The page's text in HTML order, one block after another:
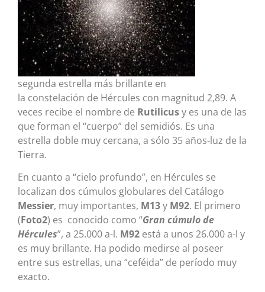
segunda estrella más brillante en
la constelación de Hércules con magnitud 2,89. A
veces recibe el nombre de Rutilicusy es una de las
que forman el “cuerpo” del semidiós. Es una
estrella doble muy cercana, a sólo 35 años-luz de la
Tierra.
En cuanto a “cielo profundo”, en Hércules se
localizan dos cúmulos globulares del Catálogo
Messier, muy importantes, M13y M92. El primero
(Foto2) es conocido como “Gran cúmulo de
Hércules”, a 25.000 a-l. M92 está a unos 26.000 a-l y
es muy brillante. Ha podido medirse al poseer
entre sus estrellas, una “ceféida” de período muy
exacto.